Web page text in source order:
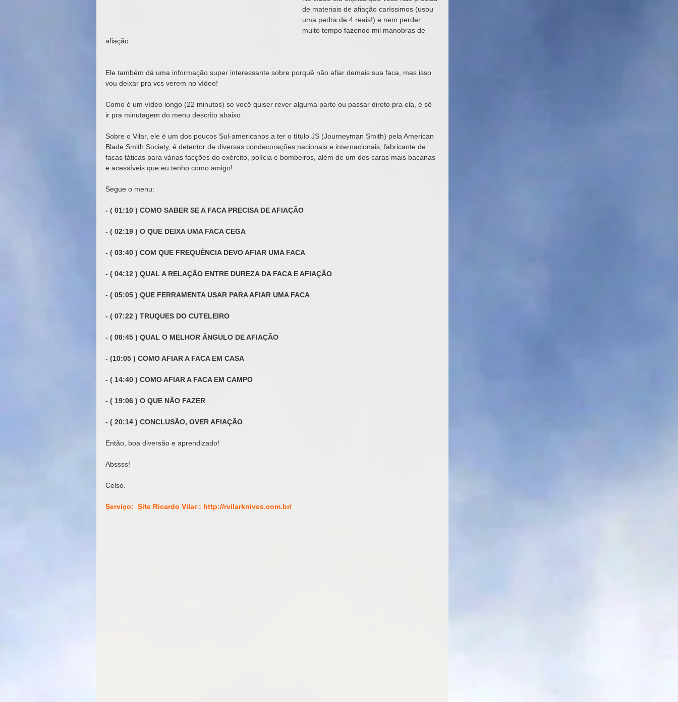
de materiais de afiação caríssimos (usou
uma pedra de 4 reais!) e nem perder
muito tempo fazendo mil manobras de
afiação.
Ele também dá uma informação super interessante sobre porquê não afiar demais sua faca, mas isso
vou deixar pra vcs verem no vídeo!
Como é um vídeo longo (22 minutos) se você quiser rever alguma parte ou passar direto pra ela, é só
ir pra minutagem do menu descrito abaixo.
Sobre o Vilar, ele é um dos poucos Sul-americanos a ter o título JS (Journeyman Smith) pela American
Blade Smith Society, é detentor de diversas condecorações nacionais e internacionais, fabricante de
facas táticas para várias facções do exército, polícia e bombeiros, além de um dos caras mais bacanas
e acessíveis que eu tenho como amigo!
Segue o menu:
- ( 01:10 ) COMO SABER SE A FACA PRECISA DE AFIAÇÃO
- ( 02:19 ) O QUE DEIXA UMA FACA CEGA
- ( 03:40 ) COM QUE FREQUÊNCIA DEVO AFIAR UMA FACA
- ( 04:12 ) QUAL A RELAÇÃO ENTRE DUREZA DA FACA E AFIAÇÃO
- ( 05:05 ) QUE FERRAMENTA USAR PARA AFIAR UMA FACA
- ( 07:22 ) TRUQUES DO CUTELEIRO
- ( 08:45 ) QUAL O MELHOR ÂNGULO DE AFIAÇÃO
- (10:05 ) COMO AFIAR A FACA EM CASA
- ( 14:40 ) COMO AFIAR A FACA EM CAMPO
- ( 19:06 ) O QUE NÃO FAZER
- ( 20:14 ) CONCLUSÃO, OVER AFIAÇÃO
Então, boa diversão e aprendizado!
Abssss!
Celso.
Serviço:  Site Ricardo Vilar : http://rvilarknives.com.br/